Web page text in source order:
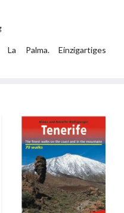
Palma. Einzigartiges